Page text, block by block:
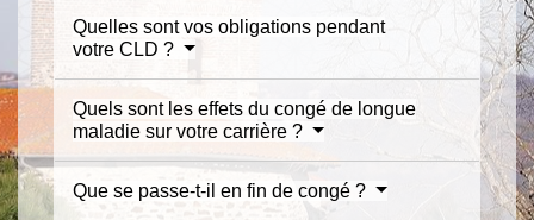
Quelles sont vos obligations pendant
votre CLD ?
Quels sont les effets du congé de longue
maladie sur votre carrière ?
Que se passe-t-il en fin de congé ?